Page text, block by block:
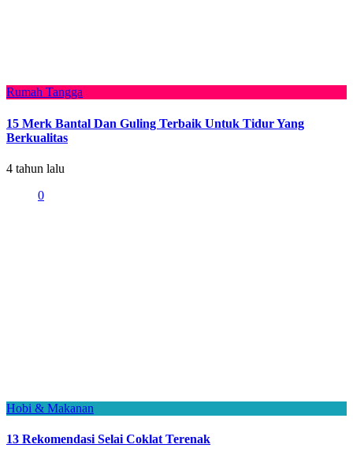
Rumah Tangga
15 Merk Bantal Dan Guling Terbaik Untuk Tidur Yang
Berkualitas
4 tahun lalu
0
Hobi & Makanan
13 Rekomendasi Selai Coklat Terenak